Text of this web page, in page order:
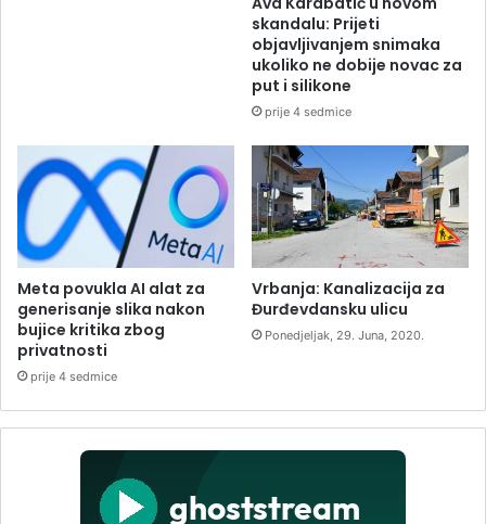
skandalu: Prijeti
objavljivanjem snimaka
ukoliko ne dobije novac za
put i silikone
prije 4 sedmice
Meta povukla AI alat za
generisanje slika nakon
bujice kritika zbog
privatnosti
prije 4 sedmice
Vrbanja: Kanalizacija za
Đurđevdansku ulicu
Ponedjeljak, 29. Juna, 2020.